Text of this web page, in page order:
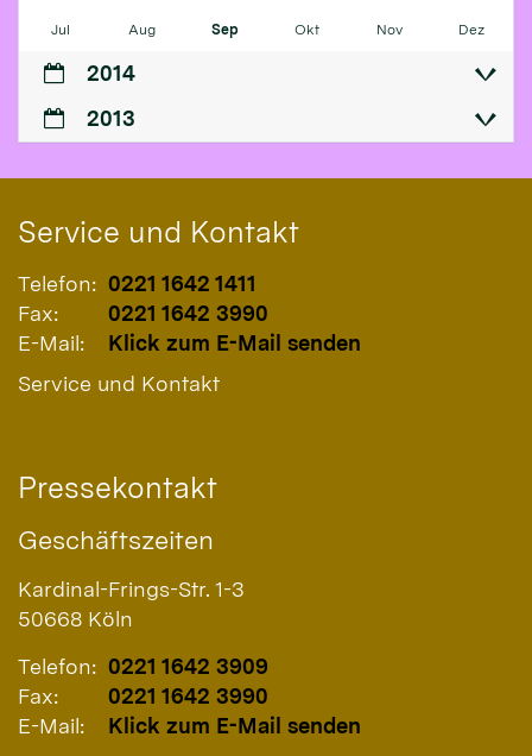
Jul Aug Sep Okt Nov Dez
2014
2013
Service und Kontakt
Telefon: 0221 1642 1411
Fax:
0221 1642 3990
E-Mail:
Klick zum E-Mail senden
Service und Kontakt
Pressekontakt
Geschäftszeiten
Kardinal-Frings-Str. 1-3
50668 Köln
Telefon: 0221 1642 3909
Fax:
0221 1642 3990
E-Mail:
Klick zum E-Mail senden